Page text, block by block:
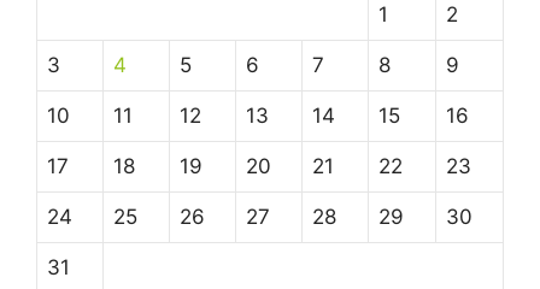
1 2
3 4 5 6 7 8 9
10 11 12 13 14 15 16
17 18 19 20 21 22 23
24 25 26 27 28 29 30
31